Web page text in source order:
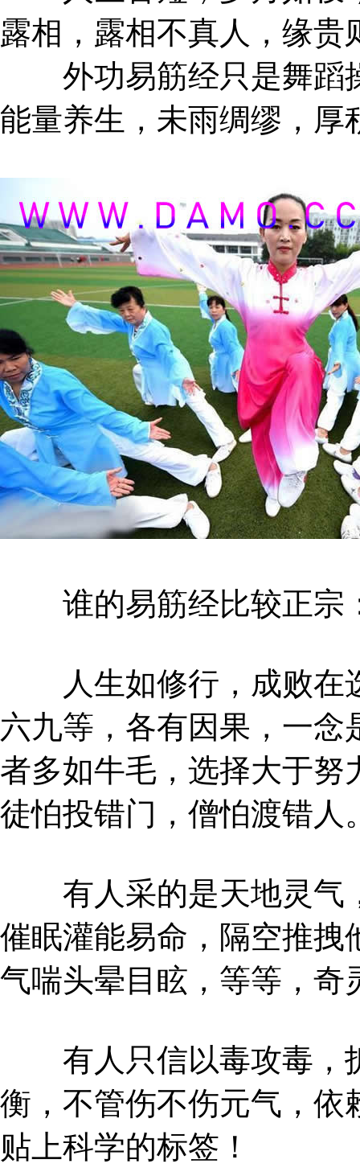
露相，露相不真人，缘贵
外功易筋经只是舞蹈
能量养生，未雨绸缪，厚
谁的易筋经比较正宗
人生如修行，成败在
六九等，各有因果，一
者多如牛毛，选择大于努
徒怕投错门，僧怕渡错人
有人采的是天地灵气
催眠灌能易命，隔空推拽
气喘头晕目眩，等等，奇
有人只信以毒攻毒，
衡，不管伤不伤元气，依
贴上科学的标签！